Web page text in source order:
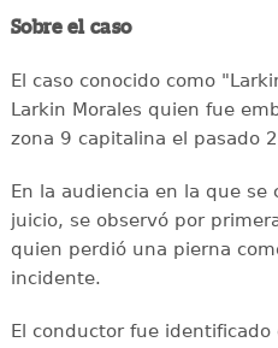
Sobre el caso
El caso conocido como
Larkin Morales quien fue
zona 9 capitalina el pasado
En la audiencia en la que se
juicio, se observó por
quien perdió una pierna
incidente.
El conductor fue identificado